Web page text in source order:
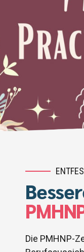
Die PMHNP-